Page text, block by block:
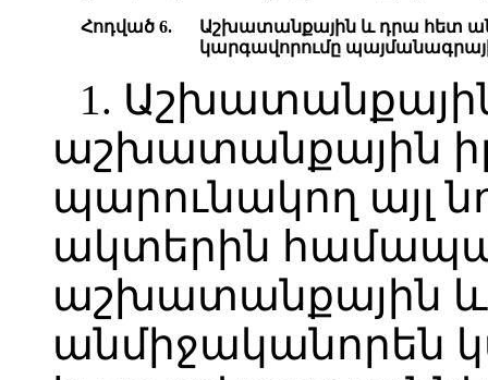
Հոդված 6.
Աշխատանքային և դրա հետ
կարգավորումը
1.
աշխատանքային
պարունակող այլ
ակտերին
աշխատանքային
անմիջականորեն